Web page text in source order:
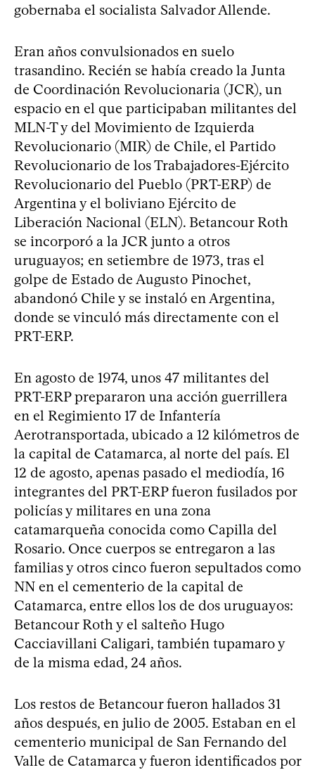
gobernaba el socialista Salvador Allende.
Eran años convulsionados en suelo
trasandino. Recién se había creado la Junta
de Coordinación Revolucionaria (JCR), un
espacio en el que participaban militantes del
MLN-T y del Movimiento de Izquierda
Revolucionario (MIR) de Chile, el Partido
Revolucionario de los Trabajadores-Ejército
Revolucionario del Pueblo (PRT-ERP) de
Argentina y el boliviano Ejército de
Liberación Nacional (ELN). Betancour Roth
se incorporó a la JCR junto a otros
uruguayos; en setiembre de 1973, tras el
golpe de Estado de Augusto Pinochet,
abandonó Chile y se instaló en Argentina,
donde se vinculó más directamente con el
PRT-ERP.
En agosto de 1974, unos 47 militantes del
PRT-ERP prepararon una acción guerrillera
en el Regimiento 17 de Infantería
Aerotransportada, ubicado a 12 kilómetros de
la capital de Catamarca, al norte del país. El
12 de agosto, apenas pasado el mediodía, 16
integrantes del PRT-ERP fueron fusilados por
policías y militares en una zona
catamarqueña conocida como Capilla del
Rosario. Once cuerpos se entregaron a las
familias y otros cinco fueron sepultados como
NN en el cementerio de la capital de
Catamarca, entre ellos los de dos uruguayos:
Betancour Roth y el salteño Hugo
Cacciavillani Caligari, también tupamaro y
de la misma edad, 24 años.
Los restos de Betancour fueron hallados 31
años después, en julio de 2005. Estaban en el
cementerio municipal de San Fernando del
Valle de Catamarca y fueron identificados por